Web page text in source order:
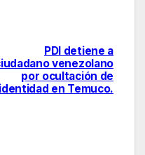
PDI detiene a
venezolano
por ocultación de
identidad en Temuco.